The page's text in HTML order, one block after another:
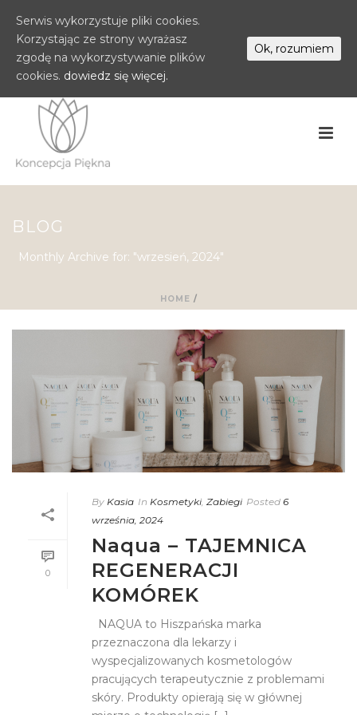
BLOG
Monthly Archive for: "wrzesień, 2024"
HOME /
0
By Kasia In Kosmetyki Zabiegi Posted 6
września, 2024
Naqua – TAJEMNICA
REGENERACJI
KOMÓREK
NAQUA to Hiszpańska marka
przeznaczona dla lekarzy i
wyspecjalizowanych kosmetologów
pracujących terapeutycznie z problemami
skóry. Produkty opierają się w głównej
Serwis wykorzystuje pliki cookies.
Korzystając ze strony wyrażasz
zgodę na wykorzystywanie plików
cookies. dowiedz się więcej.
Ok, rozumiem